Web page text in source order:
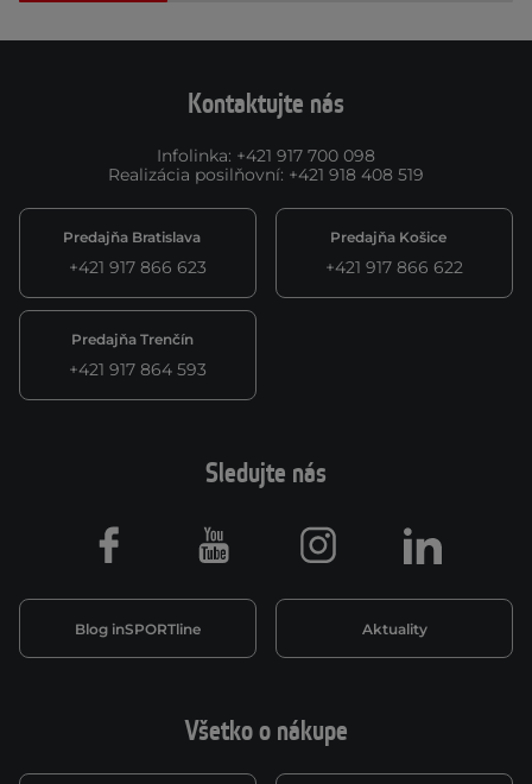
Kontaktujte nás
Infolinka: +421 917 700 098
Realizácia posilňovní: +421 918 408 519
Predajňa Bratislava
+421 917 866 623
Predajňa Košice
+421 917 866 622
Predajňa Trenčín
+421 917 864 593
Všetko o nákupe
Sledujte nás
Blog inSPORTline Aktuality
Facebook Youtube Instagram LinkedIn